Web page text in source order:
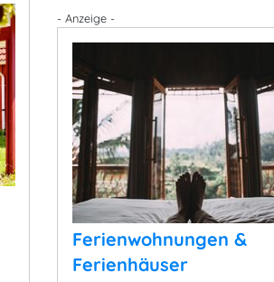
- Anzeige -
Ferienwohnungen &
Ferienhäuser